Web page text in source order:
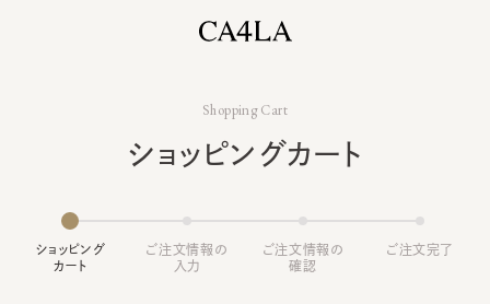
Shopping Cart
ショッピングカート
ショッピング
カート
ご注文情報の
入力
ご注文情報の
確認
ご注文完了